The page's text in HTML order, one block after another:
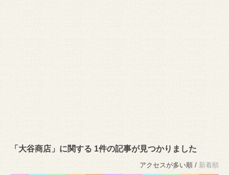
「大谷商店」に関する 1件の記事が見つかりました
アクセスが多い順 / 新着順